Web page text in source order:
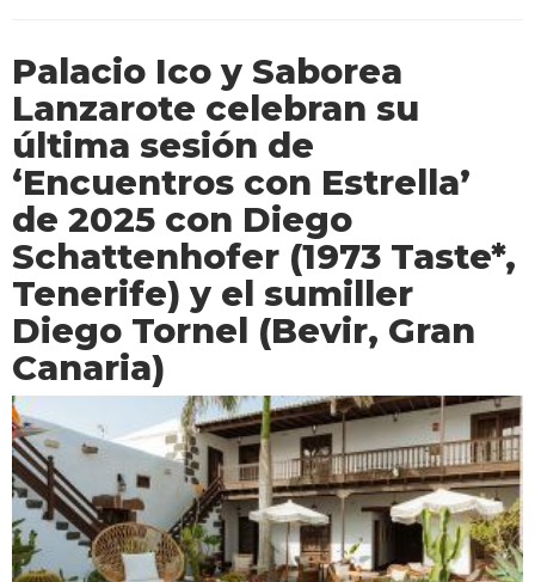
Palacio Ico y Saborea
Lanzarote celebran su
última sesión de
‘Encuentros con Estrella’
de 2025 con Diego
Schattenhofer (1973 Taste*,
Tenerife) y el sumiller
Diego Tornel (Bevir, Gran
Canaria)